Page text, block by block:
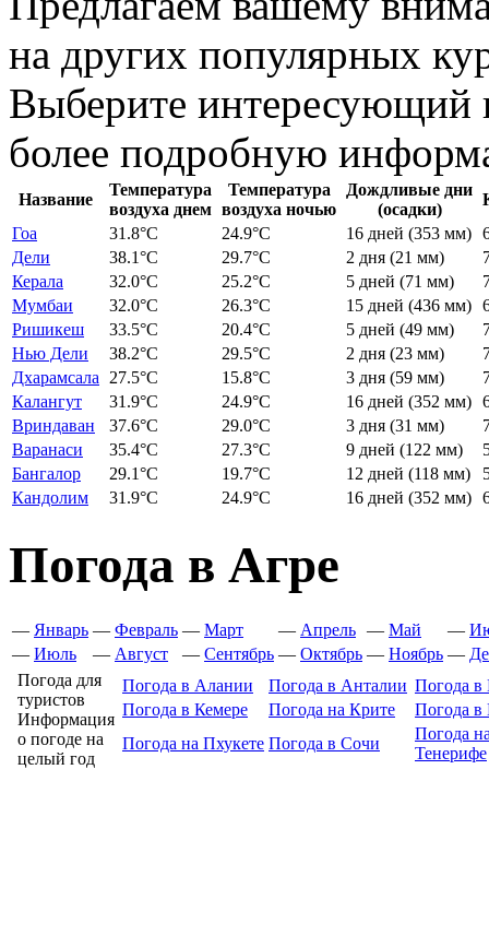
на других популярных
Выберите интересующий
более подробную
Название
Температура
воздуха днем
Температура
воздуха ночью
Дождливые дни
(осадки)
Гоа
31.8°C 24.9°C 16 дней (353 мм)
Дели
38.1°C 29.7°C 2 дня (21 мм)
Керала
32.0°C 25.2°C 5 дней (71 мм)
Мумбаи
32.0°C 26.3°C 15 дней (436 мм)
Ришикеш
33.5°C 20.4°C 5 дней (49 мм)
Нью Дели
38.2°C 29.5°C 2 дня (23 мм)
Дхарамсала
27.5°C 15.8°C 3 дня (59 мм)
Калангут
31.9°C 24.9°C 16 дней (352 мм)
Вриндаван
37.6°C 29.0°C 3 дня (31 мм)
Варанаси
35.4°C 27.3°C 9 дней (122 мм)
Бангалор
29.1°C 19.7°C 12 дней (118 мм)
Кандолим
31.9°C 24.9°C 16 дней (352 мм)
Погода в Агре
— Январь — Февраль — Март — Апрель — Май —
— Июль — Август — Сентябрь — Октябрь — Ноябрь —
Погода для
туристов
Информация
о погоде на
целый год
Погода в Алании Погода в Анталии Погода в
Погода в Кемере
Погода на Крите
Погода
Погода на Пхукете Погода в Сочи
Погода
Тенерифе